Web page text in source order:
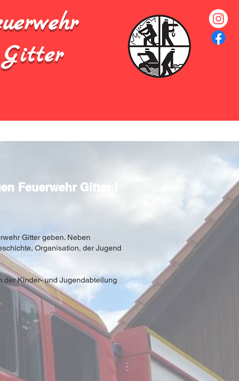
Feuerwehr Gitter !
Gitter geben. Neben
Organisation, der Jugend
der Kinder- und Jugendabteilung